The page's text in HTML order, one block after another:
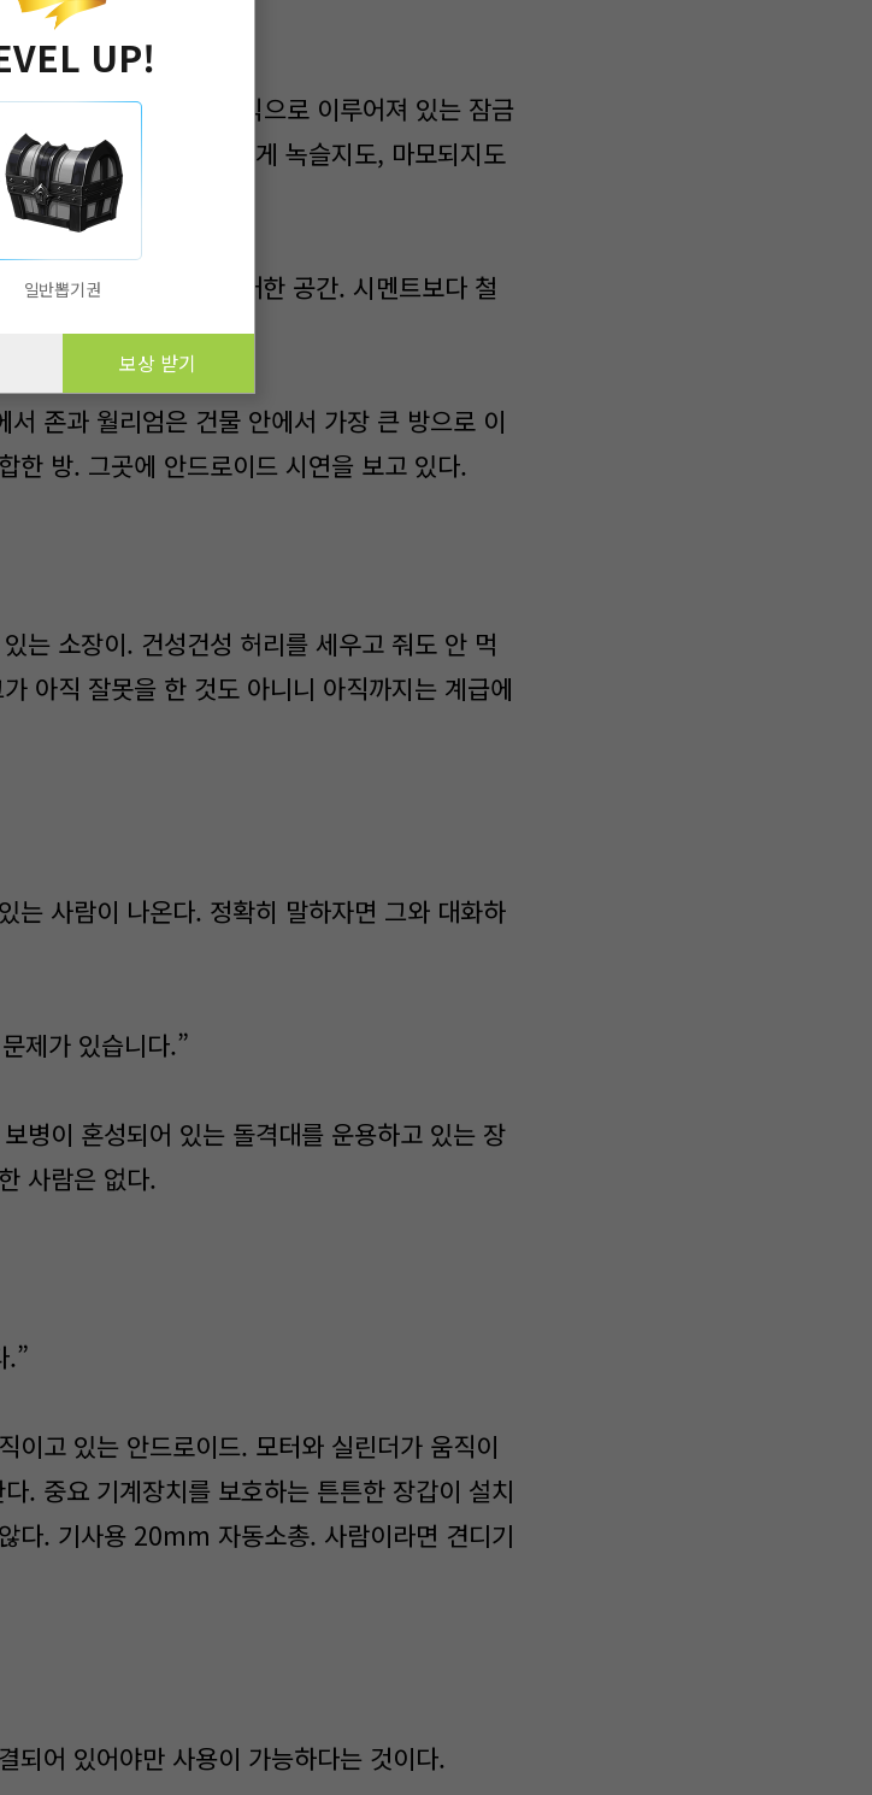
누른다. 아날로그방식으로 이루어져 있는 잠금
한 금속을 사용해서 쉽게 녹슬지도, 마모되지도
는 부숴지지 않는다.
대한 문에 걸맞은 거대한 공간. 시멘트보다 철
적합한 구조.
존과 월리엄은 건물 안에서 가장 큰 방으로 이
한 방. 그곳에 안드로이드 시연을 보고 있다.
는 소장이. 건성건성 허리를 세우고 줘도 안 먹
아직 잘못을 한 것도 아니니 아직까지는 계급에
는 사람이 나온다. 정확히 말하자면 그와 대화하
제가 있습니다.”
병이 혼성되어 있는 돌격대를 운용하고 있는 장
사람은 없다.
.”
이고 있는 안드로이드. 모터와 실린더가 움직이
. 중요 기계장치를 보호하는 튼튼한 장갑이 설치
다. 기사용 20mm 자동소총. 사람이라면 견디기
되어 있어야만 사용이 가능하다는 것이다.
UP!
일반뽑기권
보상 받기